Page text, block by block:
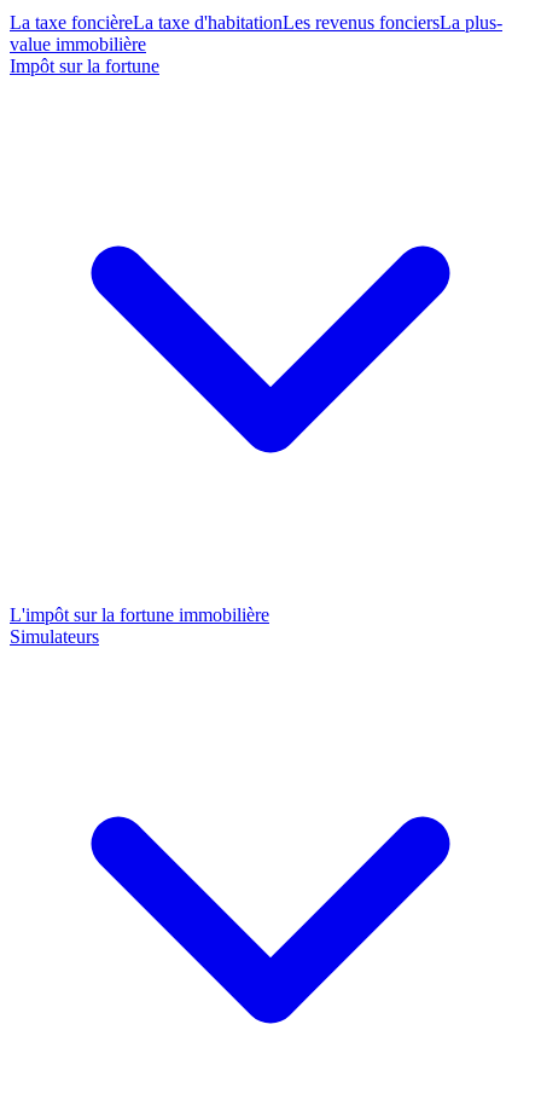
La taxe foncièreLa taxe d'habitationLes revenus fonciersLa plus-
value immobilière
Impôt sur la fortune
L'impôt sur la fortune immobilière
Simulateurs